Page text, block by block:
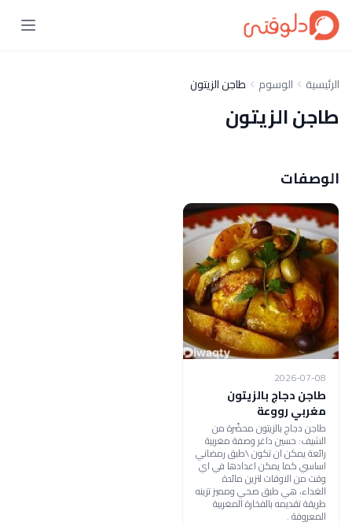
الرئيسية الوسوم طاجن الزيتون
طاجن الزيتون
الوصفات
2026-07-08
طاجن دجاج بالزيتون
مغربي رووعة
طاجن دجاج بالزيتون محضّرة من
الشيف: حسين داغر وصفة مغربية
رائعة يمكن ان تكون \طبق رمضاني
اساسي كما يمكن اعدادها في اي
وقت من الاوقات لتزين مائدة
الغداء، هي طبق صحي ومميز تزينه
طريقة تقديمه بالفخارة المغربية
المعروفة .